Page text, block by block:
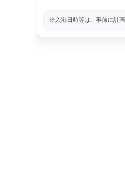
※入港日時等は、事前に計